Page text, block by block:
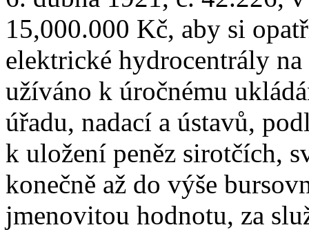
15,000.000 Kč, aby si
elektrické hydrocentrály
užíváno k úročnému
úřadu, nadací a ústavů,
k uložení peněz sirotčích,
konečně až do výše
jmenovitou hodnotu, za